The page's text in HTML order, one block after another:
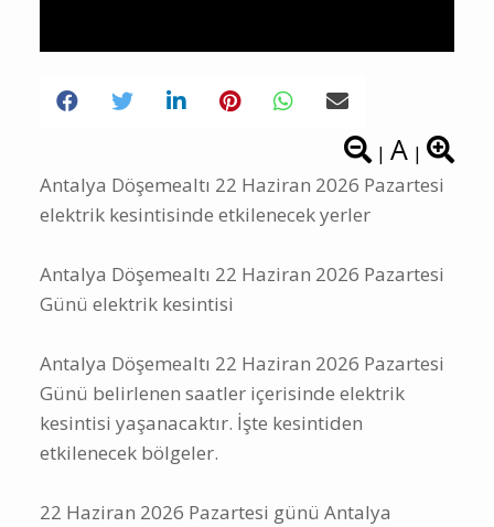
|A|
Antalya Döşemealtı 22 Haziran 2026 Pazartesi
Antalya Döşemealtı 22 Haziran 2026 Pazartesi
Antalya Döşemealtı 22 Haziran 2026 Pazartesi
Günü belirlenen saatler içerisinde elektrik
kesintisi yaşanacaktır. İşte kesintiden